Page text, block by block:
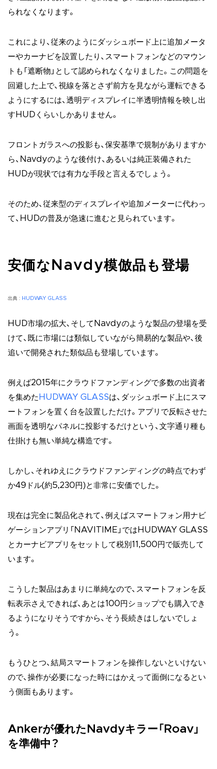
られなくなります。
これにより、従来のようにダッシュボード上に追加メータ
ーやカーナビを設置したり、スマートフォンなどのマウン
トも「遮断物」として認められなくなりました。この問題を
回避した上で、視線を落とさず前方を見ながら運転できる
ようにするには、透明ディスプレイに半透明情報を映し出
すHUDくらいしかありません。
フロントガラスへの投影も、保安基準で規制がありますか
ら、Navdyのような後付け、あるいは純正装備された
HUDが現状では有力な手段と言えるでしょう。
そのため、従来型のディスプレイや追加メーターに代わっ
て、HUDの普及が急速に進むと見られています。
安価なNavdy模倣品も登場
出典 : HUDWAY GLASS
HUD市場の拡大、そしてNavdyのような製品の登場を受
けて、既に市場には類似していながら簡易的な製品や、後
追いで開発された類似品も登場しています。
例えば2015年にクラウドファンディングで多数の出資者
を集めた HUDWAY GLASSは、ダッシュボード上にスマ
ートフォンを置く台を設置しただけ。アプリで反転させた
画面を透明なパネルに投影するだけという、文字通り種も
仕掛けも無い単純な構造です。
しかし、それゆえにクラウドファンディングの時点でわず
か49ドル(約5,230円)と非常に安価でした。
現在は完全に製品化されて、例えばスマートフォン用ナビ
ゲーションアプリ「NAVITIME」ではHUDWAY GLASS
とカーナビアプリをセットして税別11,500円で販売して
います。
こうした製品はあまりに単純なので、スマートフォンを反
転表示さえできれば、あとは100円ショップでも購入でき
るようになりそうですから、そう長続きはしないでしょ
う。
もうひとつ、結局スマートフォンを操作しないといけない
ので、操作が必要になった時にはかえって面倒になるとい
う側面もあります。
Ankerが優れたNavdyキラー「Roav」
を準備中？